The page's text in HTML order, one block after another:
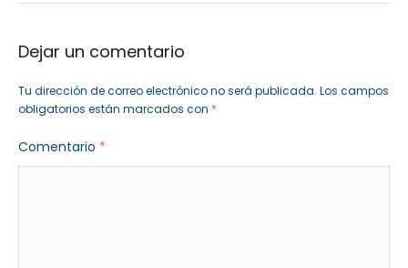
Dejar un comentario
Tu dirección de correo electrónico no será publicada. Los campos
obligatorios están marcados con *
Comentario *